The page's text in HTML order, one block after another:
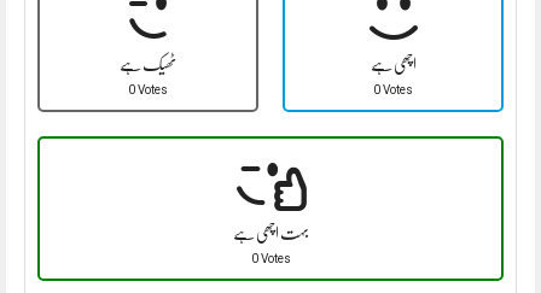
ٹھیک ہے
0 Votes
اچھی ہے
0 Votes
بہت اچھی ہے
0 Votes